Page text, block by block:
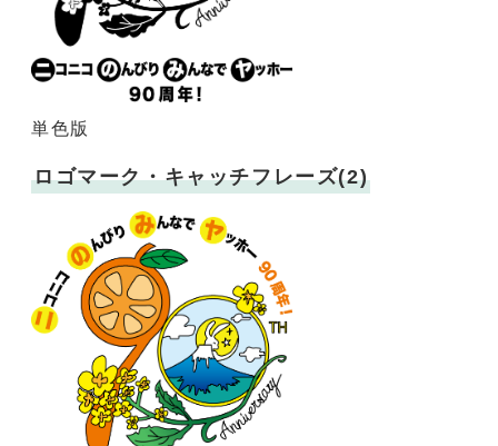
単色版
ロゴマーク・キャッチフレーズ(2)